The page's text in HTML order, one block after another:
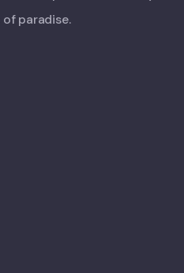
paradise.